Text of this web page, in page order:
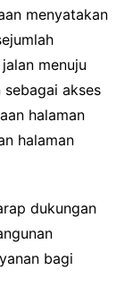
menyatakan
menuju
sebagai akses
halaman
halaman
dukungan
bagi